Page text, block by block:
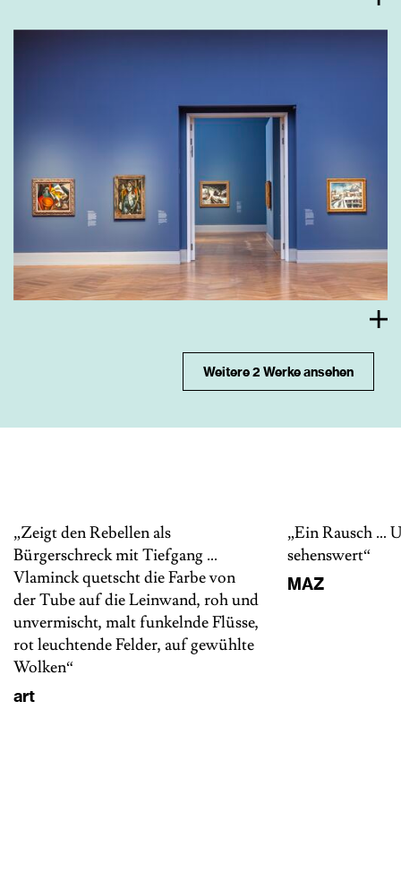
Weitere 2 Werke ansehen
„Zeigt den Rebellen als
Bürgerschreck mit Tiefgang …
Vlaminck quetscht die Farbe von
der Tube auf die Leinwand, roh und
unvermischt, malt funkelnde Flüsse,
rot leuchtende Felder, auf­ gewühlte
Wolken“
art
„Ein Rausch …
sehenswert“
MAZ